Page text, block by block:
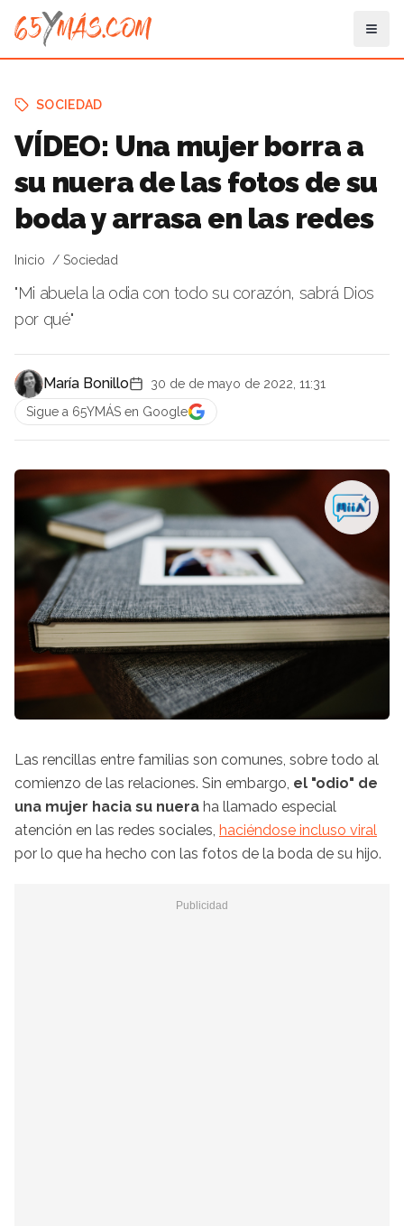
SOCIEDAD
VÍDEO: Una mujer borra a
su nuera de las fotos de su
boda y arrasa en las redes
Inicio Sociedad
"Mi abuela la odia con todo su corazón, sabrá Dios
por qué"
María Bonillo
30 de de mayo de 2022, 11:31
Sigue a 65YMÁS en Google
Las rencillas entre familias son comunes, sobre todo al
comienzo de las relaciones. Sin embargo, el "odio" de
una mujer hacia su nuera ha llamado especial
atención en las redes sociales, haciéndose incluso viral
por lo que ha hecho con las fotos de la boda de su hijo.